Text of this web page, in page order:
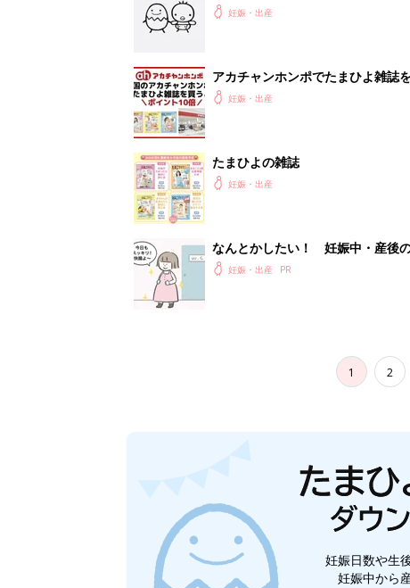
妊娠・出産
アカチャンホンポでたまひよ雑誌
妊娠・出産
たまひよの雑誌
妊娠・出産
なんとかしたい！ 妊娠中・産後
妊娠・出産
1 2
妊娠日数や生
妊娠中から